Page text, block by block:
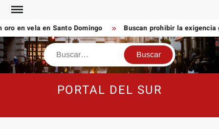
Saltar
contenido
en vela en Santo Domingo Buscan prohibir la exigencia
Buscar
PORTAL DEL SUR